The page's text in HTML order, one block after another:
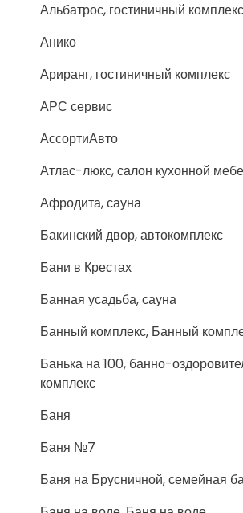
Альбатрос, гостиничный комплекс
Анико
Ариранг, гостиничный комплекс
АРС сервис
АссортиАвто
Атлас-люкс, салон кухонной
Афродита, сауна
Бакинский двор, автокомплекс
Бани в Крестах
Банная усадьба, сауна
Банный комплекс, Банный
Банька на 100, банно-
комплекс
Баня
Баня №7
Баня на Брусничной, семейная